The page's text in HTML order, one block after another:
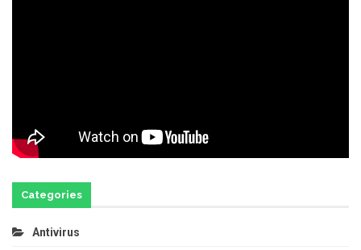
Categories
Antivirus